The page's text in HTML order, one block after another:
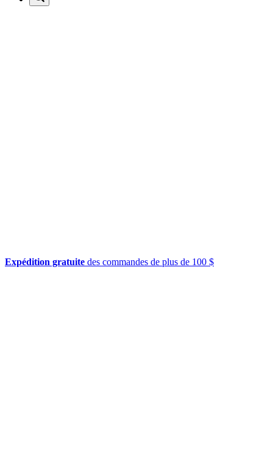
Expédition gratuite des commandes de plus de 100 $